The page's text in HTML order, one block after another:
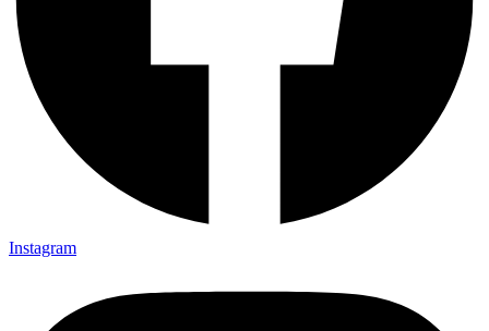
Instagram